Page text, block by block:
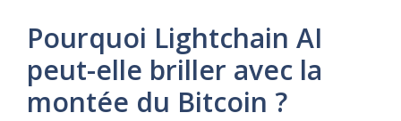
Pourquoi Lightchain AI
peut-elle briller avec la
montée du Bitcoin ?